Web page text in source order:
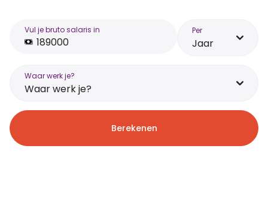
Vul je bruto salaris in Per
Jaar
Waar werk je?
Waar werk je?
Berekenen